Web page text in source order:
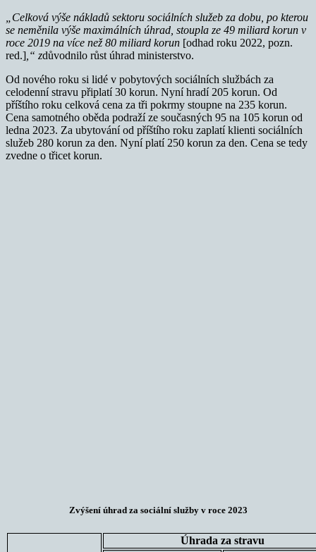
„Celková výše nákladů sektoru sociálních služeb za dobu, po kterou
se neměnila výše maximálních úhrad, stoupla ze 49 miliard korun v
roce 2019 na více než 80 miliard korun [odhad roku 2022, pozn.
red.] ,“ zdůvodnilo růst úhrad ministerstvo.
Od nového roku si lidé v pobytových sociálních službách za
celodenní stravu připlatí 30 korun. Nyní hradí 205 korun. Od
příštího roku celková cena za tři pokrmy stoupne na 235 korun.
Cena samotného oběda podraží ze současných 95 na 105 korun od
ledna 2023. Za ubytování od příštího roku zaplatí klienti sociálních
služeb 280 korun za den. Nyní platí 250 korun za den. Cena se tedy
zvedne o třicet korun.
Zvýšení úhrad za sociální služby v roce 2023
Úhrada za stravu